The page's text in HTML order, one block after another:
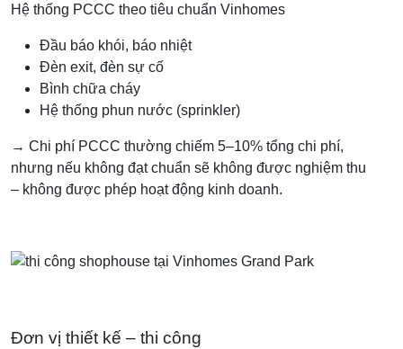
Hệ thống PCCC theo tiêu chuẩn Vinhomes
Đầu báo khói, báo nhiệt
Đèn exit, đèn sự cố
Bình chữa cháy
Hệ thống phun nước (sprinkler)
→ Chi phí PCCC thường chiếm 5–10% tổng chi phí,
nhưng nếu không đạt chuẩn sẽ không được nghiệm thu
– không được phép hoạt động kinh doanh.
Đơn vị thiết kế – thi công